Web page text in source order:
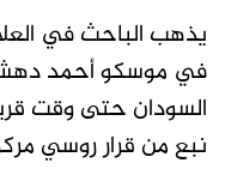
يذهب الباحث في
في موسكو أحمد
السودان حتى وقت
نبع من قرار روسي